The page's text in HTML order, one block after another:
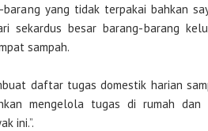
barang yang tidak terpakai bahkan
sekardus besar barang-barang
sampah.
daftar tugas domestik harian
mengelola tugas di rumah
ini.”.